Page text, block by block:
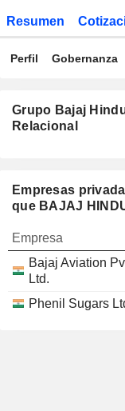
Resumen
Perfil Gobernanza
Grupo Bajaj
Relacional
Empresas
que BAJAJ
Empresa
Bajaj Aviation
Ltd.
Phenil Sugars